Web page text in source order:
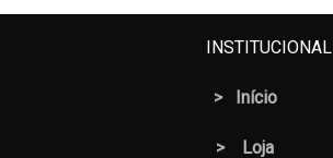
INSTITUCIONAL
> Início
> Loja